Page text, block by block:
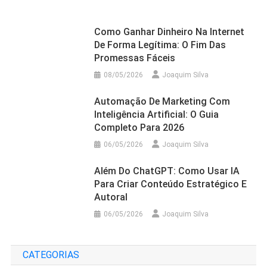
Como Ganhar Dinheiro Na Internet
De Forma Legítima: O Fim Das
Promessas Fáceis
08/05/2026 Joaquim Silva
Automação De Marketing Com
Inteligência Artificial: O Guia
Completo Para 2026
06/05/2026 Joaquim Silva
Além Do ChatGPT: Como Usar IA
Para Criar Conteúdo Estratégico E
Autoral
06/05/2026 Joaquim Silva
CATEGORIAS